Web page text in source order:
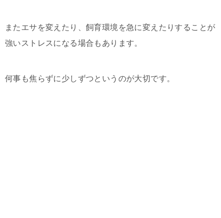
またエサを変えたり、飼育環境を急に変えたりすることが
強いストレスになる場合もあります。
何事も焦らずに少しずつというのが大切です。